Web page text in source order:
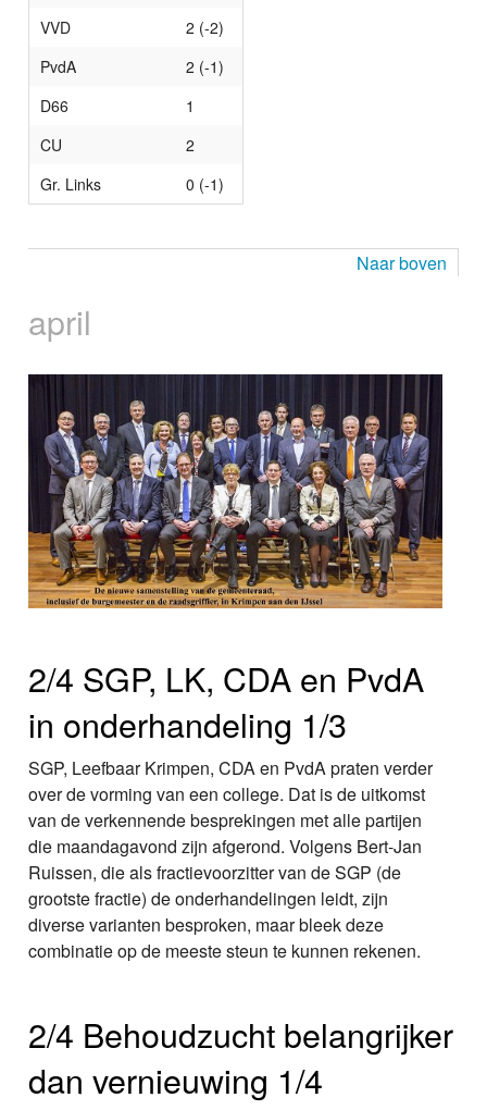
VVD
2 (-2)
PvdA
2 (-1)
D66
1
CU
2
Gr. Links
0 (-1)
Naar boven
april
2/4 SGP, LK, CDA en PvdA
in onderhandeling 1/3
SGP, Leefbaar Krimpen, CDA en PvdA praten verder
over de vorming van een college. Dat is de uitkomst
van de verkennende besprekingen met alle partijen
die maandagavond zijn afgerond. Volgens Bert-Jan
Ruissen, die als fractievoorzitter van de SGP (de
grootste fractie) de onderhandelingen leidt, zijn
diverse varianten besproken, maar bleek deze
combinatie op de meeste steun te kunnen rekenen.
2/4 Behoudzucht belangrijker
dan vernieuwing 1/4